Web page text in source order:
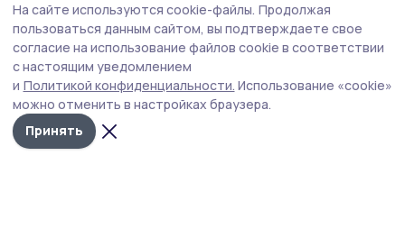
День молодёжи в Пичаеве встретят
праздником, музыкой и наградами
В воскресенье, 28 июня, центральная площадь села
станет главной точкой притяжения для молодёжи и
всех, кто хочет весело провести вечер. В программе —
чествование медалистов, награждение самых
активных, выступления творческих коллективов и
На сайте используются cookie-файлы. Продолжая
пользоваться данным сайтом, вы подтверждаете свое
согласие на использование файлов cookie в соответствии
с настоящим уведомлением
и Политикой конфиденциальности. Использование «cookie»
можно отменить в настройках браузера.
Принять